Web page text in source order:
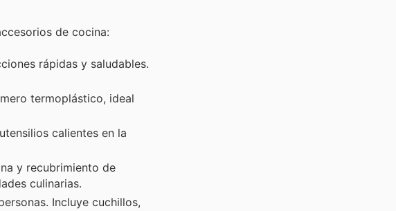
de cocina:
rápidas y saludables.
termoplástico, ideal
calientes en la
y recubrimiento de
culinarias.
Incluye cuchillos,